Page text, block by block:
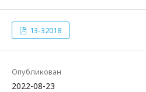
13-32018
Опубликован
2022-08-23